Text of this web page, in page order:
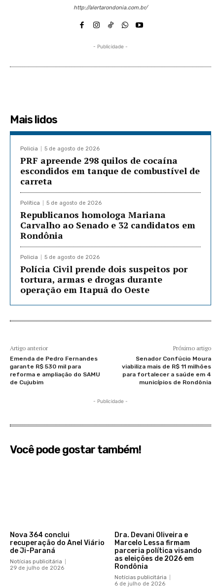
http://alertarondonia.com.br/
- Publicidade -
Mais lidos
Policia 5 de agosto de 2026
PRF apreende 298 quilos de cocaína
escondidos em tanque de combustível de
carreta
Política 5 de agosto de 2026
Republicanos homologa Mariana
Carvalho ao Senado e 32 candidatos em
Rondônia
Policia 5 de agosto de 2026
Polícia Civil prende dois suspeitos por
tortura, armas e drogas durante
operação em Itapuã do Oeste
Artigo anterior
Emenda de Pedro Fernandes
garante R$ 530 mil para
reforma e ampliação do SAMU
de Cujubim
Próximo artigo
Senador Confúcio Moura
viabiliza mais de R$ 11 milhões
para fortalecer a saúde em 4
municípios de Rondônia
- Publicidade -
Você pode gostar também!
Nova 364 conclui
recuperação do Anel Viário
de Ji-Paraná
Notícias publicitária
29 de julho de 2026
Dra. Devani Oliveira e
Marcelo Lessa firmam
parceria política visando
as eleições de 2026 em
Rondônia
Notícias publicitária
6 de julho de 2026